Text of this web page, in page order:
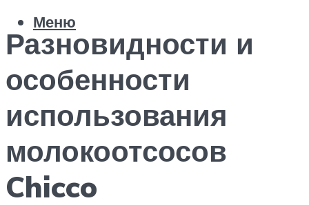
Меню
Разновидности и
особенности
использования
молокоотсосов
Chicco